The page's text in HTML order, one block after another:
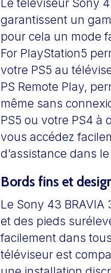
Le téléviseur Sony
garantissent un
pour cela un mode
For PlayStation5
votre PS5 au
PS Remote Play,
même sans
PS5 ou votre PS4 à
vous accédez
d’assistance dans
Bords fins et
Le Sony 43
et des pieds
facilement dans
téléviseur est